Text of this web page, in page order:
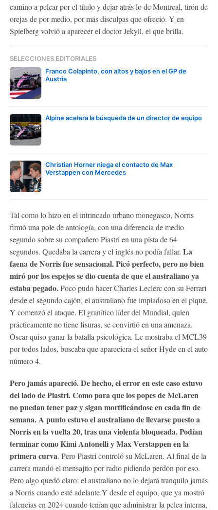
camino a pelear por el título y dejar atrás lo de Montreal, tirón de
orejas de por medio, por más disculpas que ofreció. Y en
Spielberg volvió a aparecer el doctor Jekyll, el que brilla.
SELECCIONES EDITORIALES
Franco Colapinto, con altos y bajos en el GP de
Austria
Alpine acelera la búsqueda de un director de equipo
Christian Horner niega el contacto de Max
Verstappen con Mercedes
Tal como lo hizo en el intrincado urbano monegasco, Norris
firmó una pole de antología, con una diferencia de medio
segundo sobre su compañero Piastri en una pista de 64
segundos. Quedaba la carrera y el inglés no podía fallar. La
faena de Norris fue sensacional. Picó perfecto, pero no bien
miró por los espejos se dio cuenta de que el australiano ya
estaba pegado.Poco pudo hacer Charles Leclerc con su Ferrari
desde el segundo cajón, el australiano fue impiadoso en el pique.
Y comenzó el ataque. El granítico líder del Mundial, quien
prácticamente no tiene fisuras, se convirtió en una amenaza.
Oscar quiso ganar la batalla psicológica. Le mostraba el MCL39
por todos lados, buscaba que apareciera el señor Hyde en el auto
número 4.
Pero jamás apareció. De hecho, el error en este caso estuvo
del lado de Piastri. Como para que los popes de McLaren
no puedan tener paz y sigan mortificándose en cada fin de
semana. A punto estuvo el australiano de llevarse puesto a
Norris en la vuelta 20, tras una violenta bloqueada. Podían
terminar como Kimi Antonelli y Max Verstappen en la
primera curva. Pero Piastri controló su McLaren. Al final de la
carrera mandó el mensajito por radio pidiendo perdón por eso.
Pero algo quedó claro: el australiano no lo dejará tranquilo jamás
a Norris cuando esté adelante.Y desde el equipo, que ya mostró
falencias en 2024 cuando tenían que administrar la pelea interna,